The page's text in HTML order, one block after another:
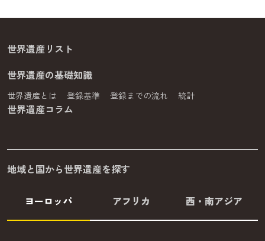
世界遺産リスト
世界遺産の基礎知識
世界遺産とは 登録基準 登録までの流れ 統計
世界遺産コラム
地域と国から世界遺産を探す
ヨーロッパ アフリカ 西・南アジア